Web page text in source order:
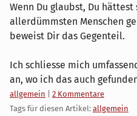
Wenn Du glaubst, Du
allerdümmsten Menschen
beweist Dir das Gegenteil.
Ich schliesse mich
an, wo ich das auch
Kategorien:
allgemein
2 Kommentare
Tags für diesen Artikel: allgemein